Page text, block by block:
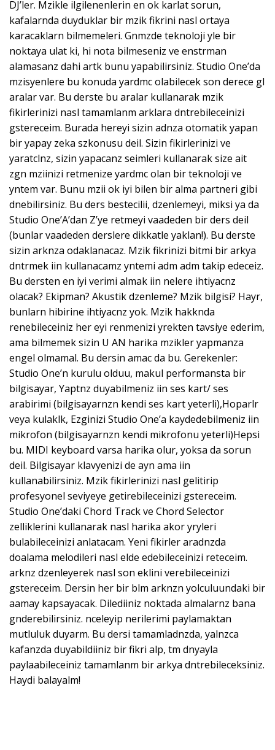
DJ’ler. Mzikle ilgilenenlerin en ok karlat sorun,
kafalarnda duyduklar bir mzik fikrini nasl ortaya
karacaklarn bilmemeleri. Gnmzde teknoloji yle bir
noktaya ulat ki, hi nota bilmeseniz ve enstrman
alamasanz dahi artk bunu yapabilirsiniz. Studio One’da
mzisyenlere bu konuda yardmc olabilecek son derece gl
aralar var. Bu derste bu aralar kullanarak mzik
fikirlerinizi nasl tamamlanm arklara dntrebileceinizi
gstereceim. Burada hereyi sizin adnza otomatik yapan
bir yapay zeka szkonusu deil. Sizin fikirlerinizi ve
yaratclnz, sizin yapacanz seimleri kullanarak size ait
zgn mziinizi retmenize yardmc olan bir teknoloji ve
yntem var. Bunu mzii ok iyi bilen bir alma partneri gibi
dnebilirsiniz. Bu ders bestecilii, dzenlemeyi, miksi ya da
Studio One’A’dan Z’ye retmeyi vaadeden bir ders deil
(bunlar vaadeden derslere dikkatle yaklan!). Bu derste
sizin arknza odaklanacaz. Mzik fikrinizi bitmi bir arkya
dntrmek iin kullanacamz yntemi adm adm takip edeceiz.
Bu dersten en iyi verimi almak iin nelere ihtiyacnz
olacak? Ekipman? Akustik dzenleme? Mzik bilgisi? Hayr,
bunlarn hibirine ihtiyacnz yok. Mzik hakknda
renebileceiniz her eyi renmenizi yrekten tavsiye ederim,
ama bilmemek sizin U AN harika mzikler yapmanza
engel olmamal. Bu dersin amac da bu. Gerekenler:
Studio One’n kurulu olduu, makul performansta bir
bilgisayar, Yaptnz duyabilmeniz iin ses kart/ ses
arabirimi (bilgisayarnzn kendi ses kart yeterli),Hoparlr
veya kulaklk, Ezginizi Studio One’a kaydedebilmeniz iin
mikrofon (bilgisayarnzn kendi mikrofonu yeterli)Hepsi
bu. MIDI keyboard varsa harika olur, yoksa da sorun
deil. Bilgisayar klavyenizi de ayn ama iin
kullanabilirsiniz. Mzik fikirlerinizi nasl gelitirip
profesyonel seviyeye getirebileceinizi gstereceim.
Studio One’daki Chord Track ve Chord Selector
zelliklerini kullanarak nasl harika akor yryleri
bulabileceinizi anlatacam. Yeni fikirler aradnzda
doalama melodileri nasl elde edebileceinizi reteceim.
arknz dzenleyerek nasl son eklini verebileceinizi
gstereceim. Dersin her bir blm arknzn yolculuundaki bir
aamay kapsayacak. Dilediiniz noktada almalarnz bana
gnderebilirsiniz. nceleyip nerilerimi paylamaktan
mutluluk duyarm. Bu dersi tamamladnzda, yalnzca
kafanzda duyabildiiniz bir fikri alp, tm dnyayla
paylaabileceiniz tamamlanm bir arkya dntrebileceksiniz.
Haydi balayalm!